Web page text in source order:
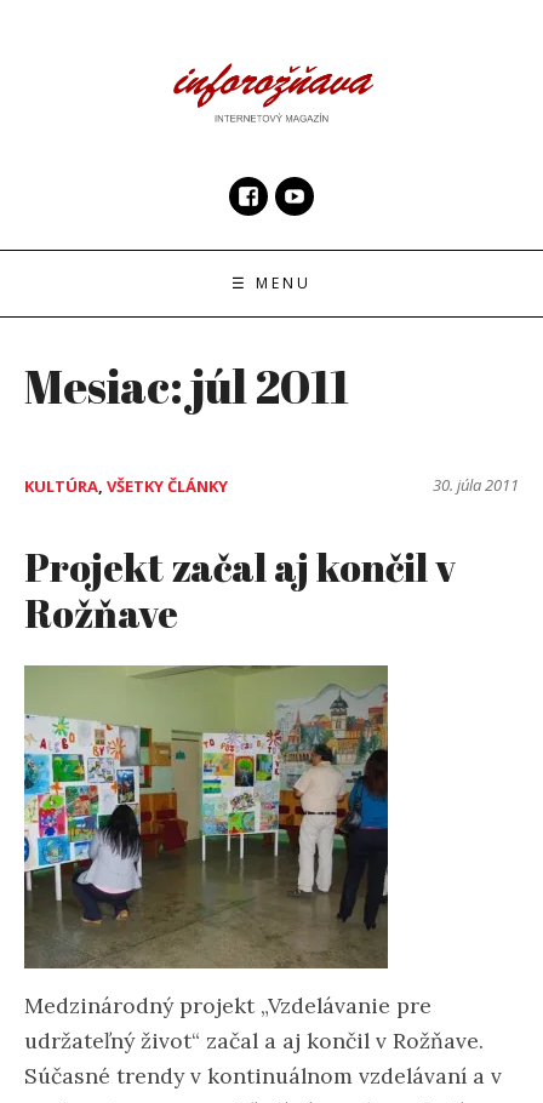
☰ MENU
Mesiac:júl 2011
KULTÚRA, VŠETKY ČLÁNKY 30. júla 2011
Projekt začal aj končil v
Rožňave
Medzinárodný projekt „Vzdelávanie pre
udržateľný život“ začal a aj končil v Rožňave.
Súčasné trendy v kontinuálnom vzdelávaní a v